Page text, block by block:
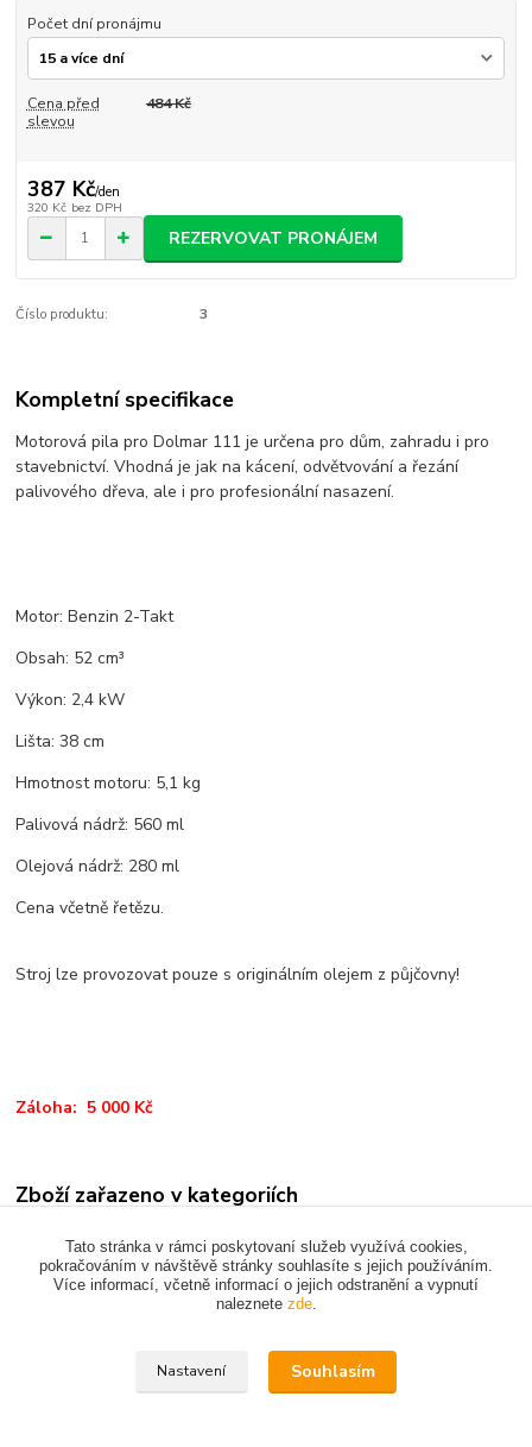
Počet dní pronájmu
Cena před
slevou
484 Kč
387 Kč/den
320 Kč bez DPH
REZERVOVAT PRONÁJEM
Číslo produktu: 3
Kompletní specifikace
Motorová pila pro Dolmar 111 je určena pro dům, zahradu i pro
stavebnictví. Vhodná je jak na kácení, odvětvování a řezání
palivového dřeva, ale i pro profesionální nasazení.
Motor: Benzin 2-Takt
Obsah: 52 cm³
Výkon: 2,4 kW
Lišta: 38 cm
Hmotnost motoru: 5,1 kg
Palivová nádrž: 560 ml
Olejová nádrž: 280 ml
Cena včetně řetězu.
Stroj lze provozovat pouze s originálním olejem z půjčovny!
Záloha: 5 000 Kč
Zboží zařazeno v kategoriích
ZAHRADNÍ TECHNIKA
Upravit sběr cookies.
Tato stránka v rámci poskytovaní služeb využívá cookies,
pokračováním v návštěvě stránky souhlasíte s jejich používáním.
Více informací, včetně informací o jejich odstranění a vypnutí
naleznete zde.
Nastavení Souhlasím